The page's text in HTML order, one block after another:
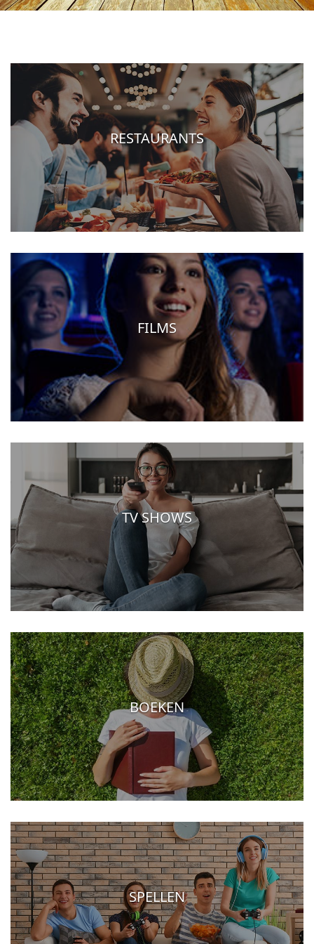
RESTAURANTS
FILMS
TV SHOWS
BOEKEN
SPELLEN